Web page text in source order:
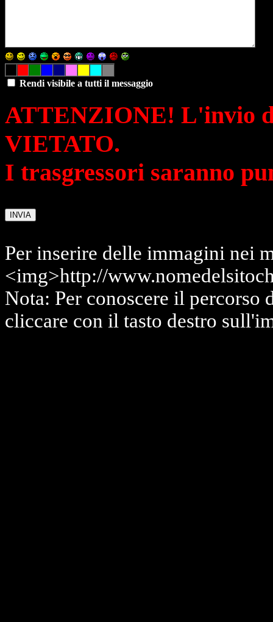
Rendi visibile a tutti il messaggio
ATTENZIONE! L'invio
VIETATO.
I trasgressori saranno
Per inserire delle immagini nei
<img>http://
Nota: Per conoscere il percorso
cliccare con il tasto destro